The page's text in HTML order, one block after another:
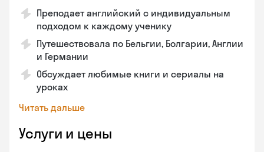
Преподает английский с индивидуальным
подходом к каждому ученику
Путешествовала по Бельгии, Болгарии, Англии
и Германии
Обсуждает любимые книги и сериалы на
уроках
Читать дальше
Услуги и цены